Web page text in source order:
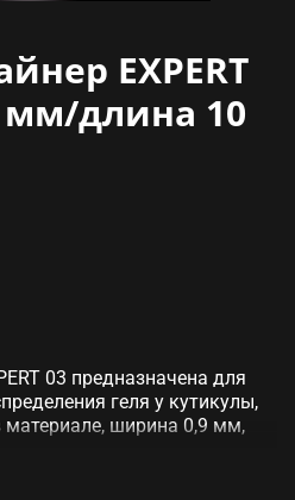
EXPERT
длина 10
03 предназначена для
геля у кутикулы,
материале, ширина 0,9 мм,